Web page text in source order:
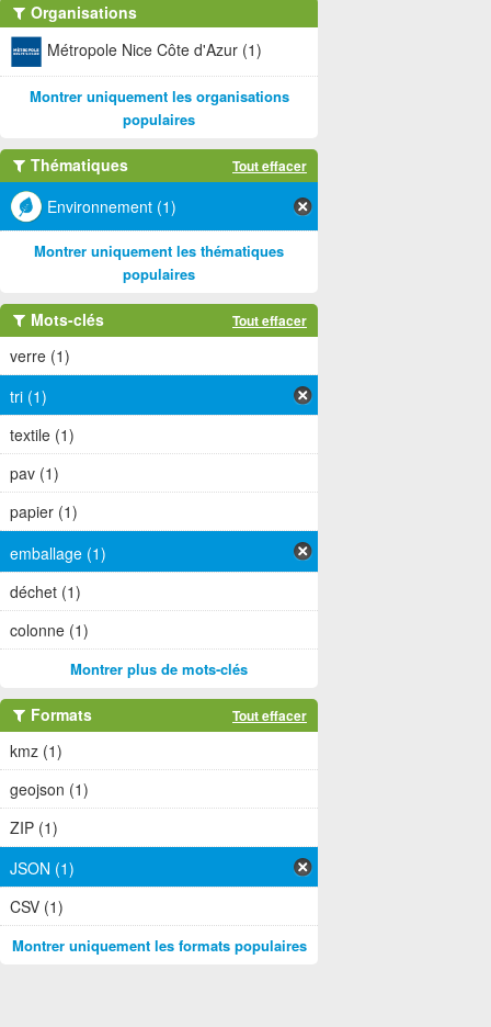
Organisations
Métropole Nice Côte d'Azur (1)
Montrer uniquement les organisations
populaires
Thématiques Tout effacer
Environnement (1)
Montrer uniquement les thématiques
populaires
Mots-clés Tout effacer
verre (1)
tri (1)
textile (1)
pav (1)
papier (1)
emballage (1)
déchet (1)
colonne (1)
Montrer plus de mots-clés
Formats Tout effacer
kmz (1)
geojson (1)
ZIP (1)
JSON (1)
CSV (1)
Montrer uniquement les formats populaires